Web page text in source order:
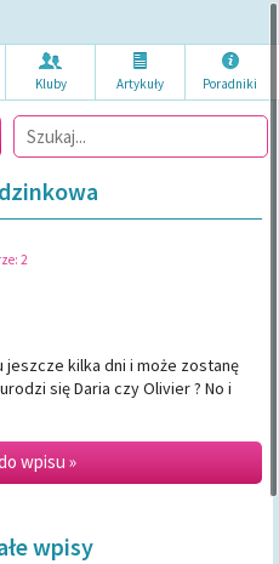
Kluby Artykuły Poradniki
2
jeszcze kilka dni i może zostanę
się Daria czy Olivier ? No i
wpisu »
wpisy